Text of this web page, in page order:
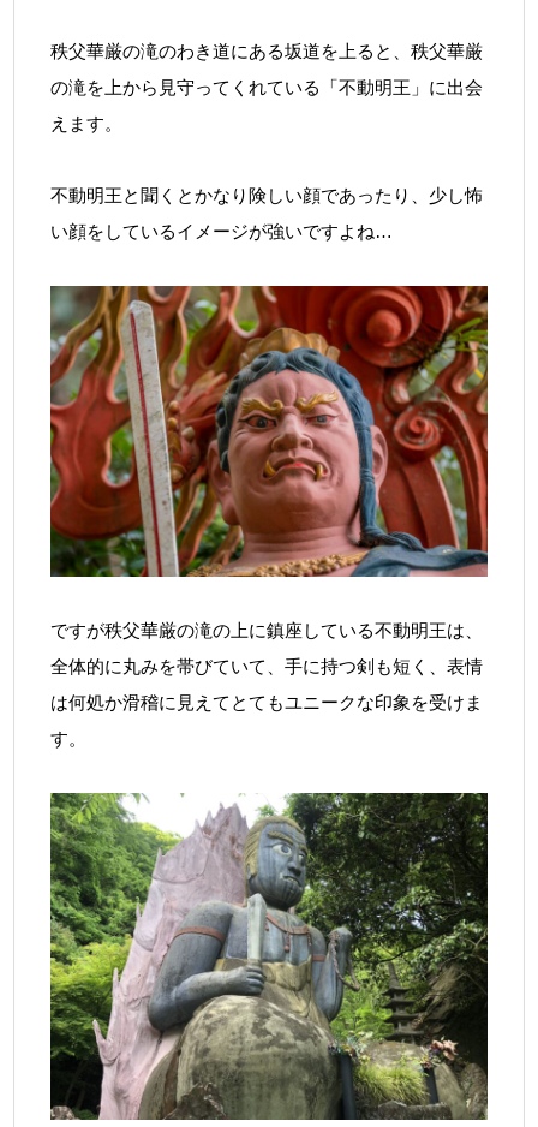
秩父華厳の滝のわき道にある坂道を上ると、秩父華厳
の滝を上から見守ってくれている「不動明王」に出会
えます。
不動明王と聞くとかなり険しい顔であったり、少し怖
い顔をしているイメージが強いですよね…
ですが秩父華厳の滝の上に鎮座している不動明王は、
全体的に丸みを帯びていて、手に持つ剣も短く、表情
は何処か滑稽に見えてとてもユニークな印象を受けま
す。